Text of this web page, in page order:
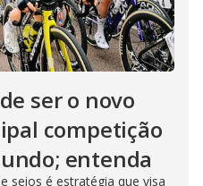
ser o novo
competição
entenda
seios é estratégia que visa